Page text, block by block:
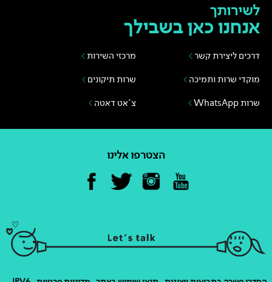
לשירותך
אנחנו כאן בשבילך
דרכים ליצירת קשר
מרכזי השירות
מוקדי שרות ותמיכה
שרות תיקונים
שרות WhatsApp
צ'אט דאטה
הצטרפו אלינו